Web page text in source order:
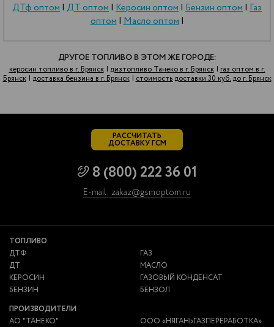
ДТф оптом| ДТ оптом| Керосин оптом| Бензин оптом| Газ
оптом|Масло оптом|
ДРУГОЕ ТОПЛИВО В ЭТОМ ЖЕ ГОРОДЕ:
керосин топливо в г. Брянск| дизтопливо Танеко в г. Брянск| газ оптом в г.
Брянск| доставка бензина в г. Брянск| стоимость доставки 30 куб. до г. Брянск
РАССЧИТАТЬ
ДОСТАВКУ ГСМ
8 (800) 222 36 01
E-mail: zakaz@gsmoptom.ru
ТОПЛИВО
ДТФ
ДТ
КЕРОСИН
БЕНЗИН
ГАЗ
МАСЛО
ГАЗОВЫЙ КОНДЕНСАТ
БЕНЗОЛ
ПРОИЗВОДИТЕЛИ
АО "ТАНЕКО"
ООО «НЯГАНЬГАЗПЕРЕРАБОТКА»